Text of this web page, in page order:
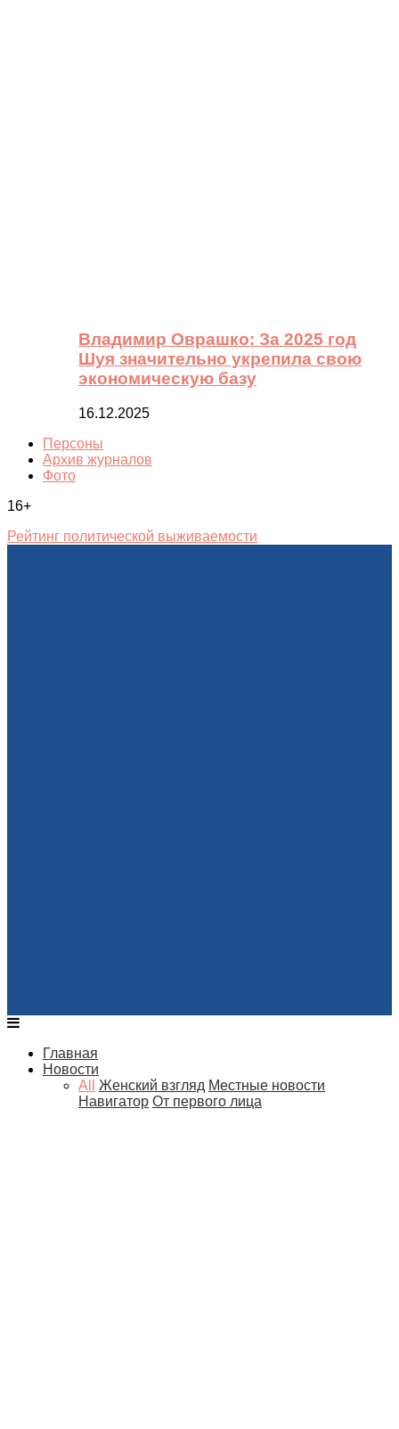
Владимир Оврашко: За 2025 год
Шуя значительно укрепила свою
экономическую базу
16.12.2025
Персоны
Архив журналов
Фото
16+
Рейтинг политической выживаемости
Главная
Новости
All
Женский взгляд Местные новости
Навигатор От первого лица